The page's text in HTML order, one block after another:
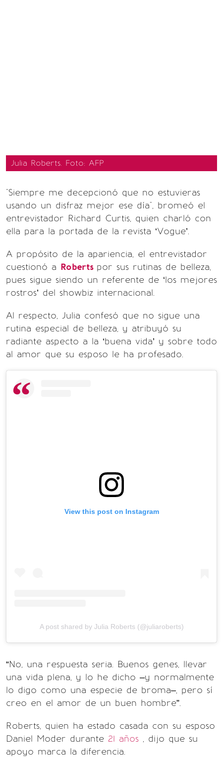
Julia Roberts. Foto: AFP
"Siempre me decepcionó que no estuvieras
usando un disfraz mejor ese día", bromeó el
entrevistador Richard Curtis, quien charló con
ella para la portada de la revista ‘Vogue’.
A propósito de la apariencia, el entrevistador
cuestionó a Roberts por sus rutinas de belleza,
pues sigue siendo un referente de ‘los mejores
rostros’ del showbiz internacional.
Al respecto, Julia confesó que no sigue una
rutina especial de belleza, y atribuyó su
radiante aspecto a la ‘buena vida’ y sobre todo
al amor que su esposo le ha profesado.
View this post on Instagram
A post shared by Julia Roberts (@juliaroberts)
“No, una respuesta seria. Buenos genes, llevar
una vida plena, y lo he dicho –y normalmente
lo digo como una especie de broma–, pero sí
creo en el amor de un buen hombre”.
Roberts, quien ha estado casada con su esposo
Daniel Moder durante 21 años , dijo que su
apoyo marca la diferencia.